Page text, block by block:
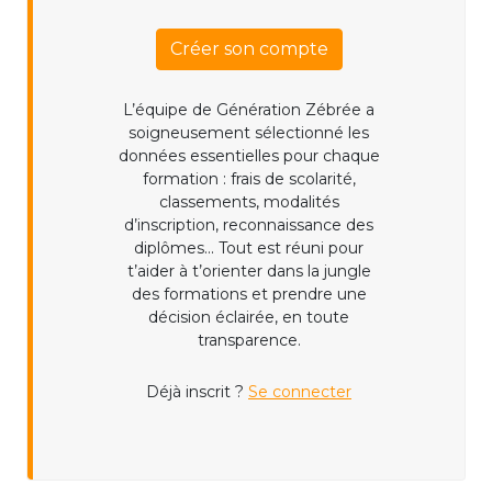
Créer son compte
L’équipe de Génération Zébrée a
soigneusement sélectionné les
données essentielles pour chaque
formation : frais de scolarité,
classements, modalités
d’inscription, reconnaissance des
diplômes... Tout est réuni pour
t’aider à t’orienter dans la jungle
des formations et prendre une
décision éclairée, en toute
transparence.
Déjà inscrit ? Se connecter